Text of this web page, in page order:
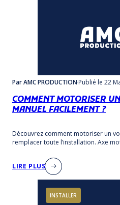
Par AMC PRODUCTIONPublié le 22
COMMENT MOTORISER
MANUEL FACILEMENT ?
Découvrez comment motoriser un
remplacer toute l’installation. Axe
LIRE PLUS
INSTALLER